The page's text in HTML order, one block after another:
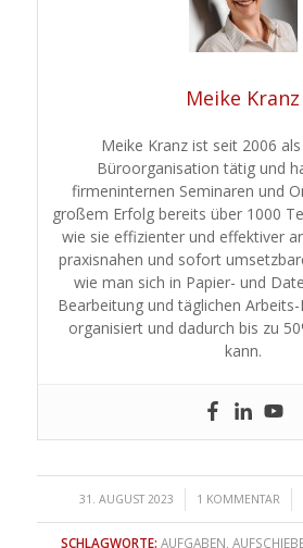
Meike Kranz
Meike Kranz ist seit 2006
Büroorganisation tätig und
firmeninternen Seminaren und
großem Erfolg bereits über 1000
wie sie effizienter und effektiver
praxisnahen und sofort
wie man sich in Papier- und
Bearbeitung und täglichen
organisiert und dadurch bis zu
kann.
31. AUGUST 2023
/ 1 KOMMENTAR
/
SCHLAGWORTE: AUFGABEN